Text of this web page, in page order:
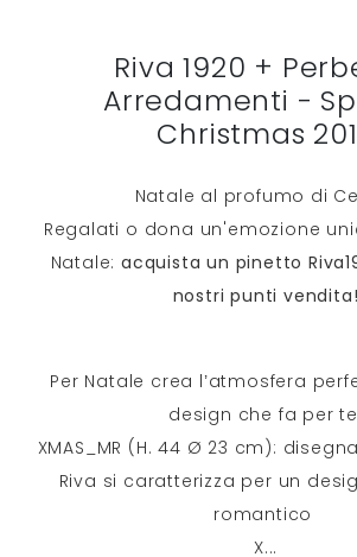
Riva 1920 +
Arredamenti -
Christmas
Natale al profumo di
Regalati o dona un'emozione
Natale:acquista un pinetto
nostri punti vendita!
Per Natale crea l’atmosfera
design che fa per
XMAS_MR (H. 44 Ø 23 cm):
Riva si caratterizza per un
romantico
X...